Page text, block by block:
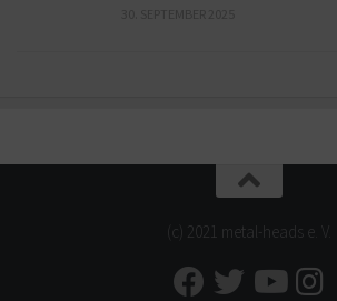
(c) 2021 metal-heads e. V.